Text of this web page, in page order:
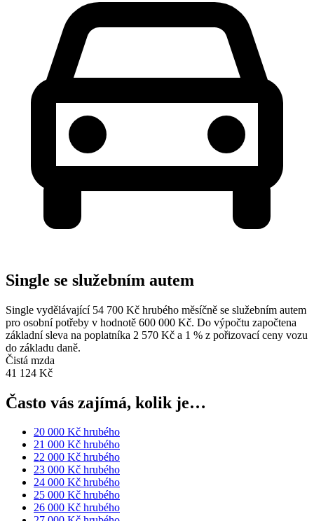
Single se služebním autem
Single vydělávající 54 700 Kč hrubého měsíčně se služebním autem
pro osobní potřeby v hodnotě 600 000 Kč. Do výpočtu započtena
základní sleva na poplatníka 2 570 Kč a 1 % z pořizovací ceny vozu
do základu daně.
Čistá mzda
41 124 Kč
Často vás zajímá, kolik je…
20 000 Kč hrubého
21 000 Kč hrubého
22 000 Kč hrubého
23 000 Kč hrubého
24 000 Kč hrubého
25 000 Kč hrubého
26 000 Kč hrubého